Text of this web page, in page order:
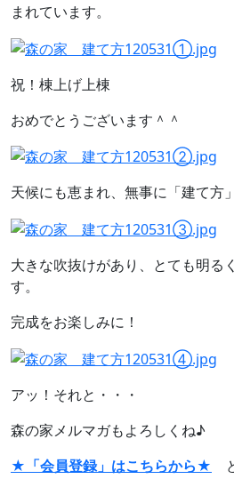
まれています。
祝！棟上げ上棟
おめでとうございます＾＾
天候にも恵まれ、無事に「建て方
大きな吹抜けがあり、とても明る
す。
完成をお楽しみに！
アッ！それと・・・
森の家メルマガもよろしくね♪
★「会員登録」はこちらから★